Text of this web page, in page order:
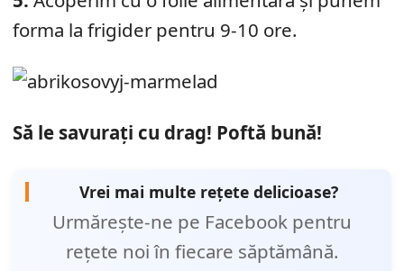
forma la frigider pentru 9-10 ore.
Să le savurați cu drag! Poftă bună!
Vrei mai multe rețete delicioase?
Urmărește-ne pe Facebook pentru
rețete noi în fiecare săptămână.